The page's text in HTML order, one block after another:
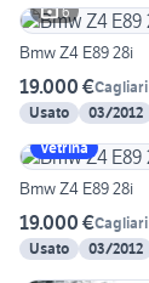
6
Bmw Z4 E89 28i
19.000 €Cagliari
Usato
03/2012
Vetrina
Bmw Z4 E89 28i
19.000 €Cagliari
Usato
03/2012